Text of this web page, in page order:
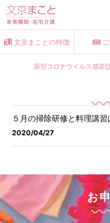
文京まことの特徴 ご
新型コロナウイルス感染
５月の掃除研修と料理講習
2020/04/27
お